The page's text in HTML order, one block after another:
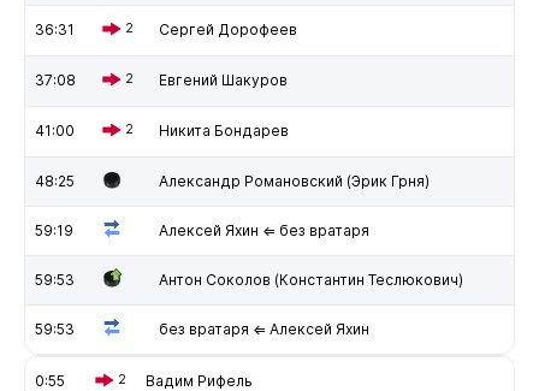
36:31 2 Сергей Дорофеев
37:08 2 Евгений Шакуров
41:00 2 Никита Бондарев
48:25 Александр Романовский (Эрик Грня)
59:19 Алексей Яхин ⇐ без вратаря
59:53 Антон Соколов (Константин Теслюкович)
59:53 без вратаря ⇐ Алексей Яхин
0:55 2 Вадим Рифель